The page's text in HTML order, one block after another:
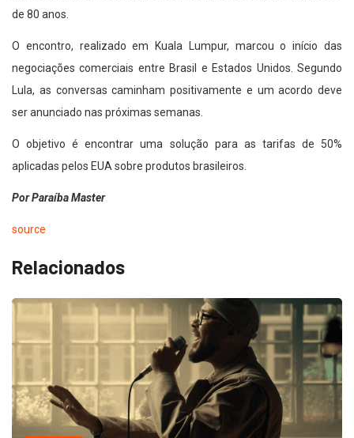
de 80 anos.
O encontro, realizado em Kuala Lumpur, marcou o início das
negociações comerciais entre Brasil e Estados Unidos. Segundo
Lula, as conversas caminham positivamente e um acordo deve
ser anunciado nas próximas semanas.
O objetivo é encontrar uma solução para as tarifas de 50%
aplicadas pelos EUA sobre produtos brasileiros.
Por Paraíba Master
source
Relacionados